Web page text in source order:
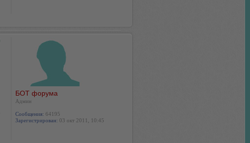
БОТ форума
Админ
Сообщения: 64195
Зарегистрирован: 03 окт 2011, 10:45